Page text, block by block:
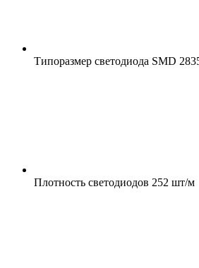
Типоразмер светодиода SMD
Плотность светодиодов 252 шт/м